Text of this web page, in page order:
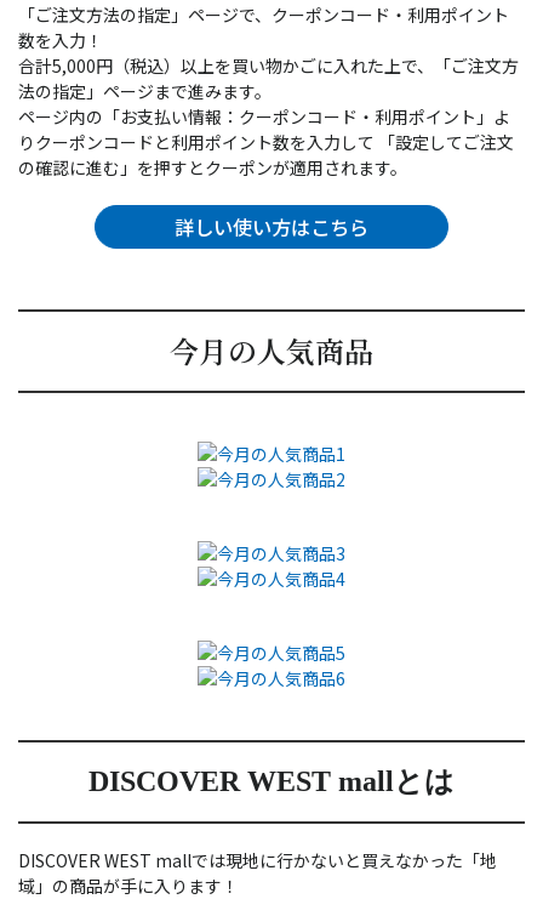
「ご注文方法の指定」ページで、クーポンコード・利用ポイント
数を入力！
合計5,000円（税込）以上を買い物かごに入れた上で、「ご注文方
法の指定」ページまで進みます。
ページ内の「お支払い情報：クーポンコード・利用ポイント」よ
りクーポンコードと利用ポイント数を入力して 「設定してご注文
の確認に進む」を押すとクーポンが適用されます。
詳しい使い方はこちら
今月の人気商品
DISCOVER WEST mallとは
DISCOVER WEST mallでは現地に行かないと買えなかった「地
域」の商品が手に入ります！